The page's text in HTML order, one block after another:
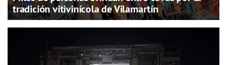
tradición vitivinícola de Vilamartín